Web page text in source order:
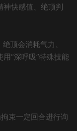
快感值、绝顶判
顶会消耗气力、
“深呼吸”特殊技能
束一定回合进行询